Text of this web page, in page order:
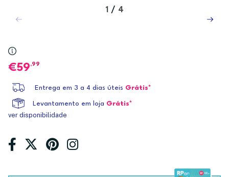
1 / 4
59,99
Entrega em 3 a 4 dias úteis Grátis*
Levantamento em loja Grátis*
ver disponibilidade